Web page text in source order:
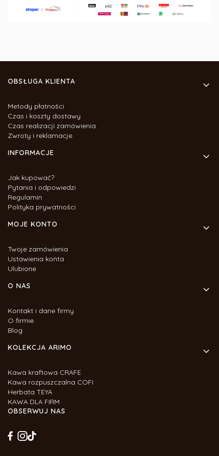
Linki w stopce
OBSŁUGA KLIENTA
Metody płatności
Czas i koszty dostawy
Czas realizacji zamówienia
Zwroty i reklamacje
INFORMACJE
Jak kupować?
Pytania i odpowiedzi
Regulamin
Polityka prywatności
MOJE KONTO
Twoje zamówienia
Ustawienia konta
Ulubione
O NAS
Kontakt i dane firmy
O firmie
Blog
KOLEKCJA ARIMO
Kawa kraftowa CRAFE
Kawa rozpuszczalna COFI
Herbata TEYA
KAWA DLA FIRM
OBSERWUJ NAS